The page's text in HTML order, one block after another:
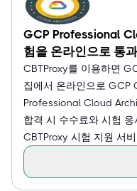
GCP Professional
험을 온라인으로 통
CBTProxy를 이용하면
집에서 온라인으로
Professional Cloud
합격 시 수수료와 시험
CBTProxy 시험 지원 서